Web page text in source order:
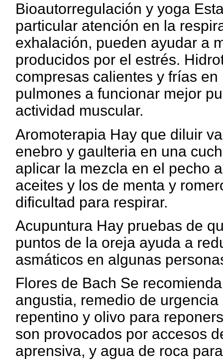
Bioautorregulación y yoga
particular atención en la
exhalación, pueden ayudar a
producidos por el estrés.
compresas calientes y frías
pulmones a funcionar mejor
actividad muscular.
Aromoterapia Hay que diluir
enebro y gaulteria en una
aplicar la mezcla en el pecho
aceites y los de menta y
dificultad para respirar.
Acupuntura Hay pruebas de
puntos de la oreja ayuda a
asmáticos en algunas
Flores de Bach Se
angustia, remedio de
repentino y olivo para
son provocados por accesos
aprensiva, y agua de roca